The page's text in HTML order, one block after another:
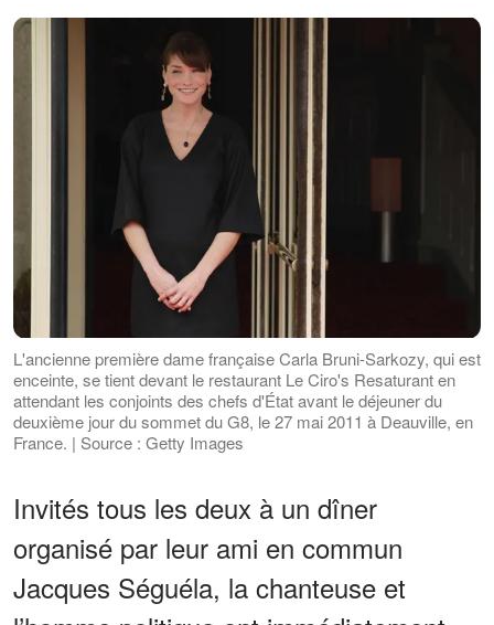
L'ancienne première dame française Carla Bruni-Sarkozy, qui est
enceinte, se tient devant le restaurant Le Ciro's Resaturant en
attendant les conjoints des chefs d'État avant le déjeuner du
deuxième jour du sommet du G8, le 27 mai 2011 à Deauville, en
France. | Source : Getty Images
Invités tous les deux à un dîner
organisé par leur ami en commun
Jacques Séguéla, la chanteuse et